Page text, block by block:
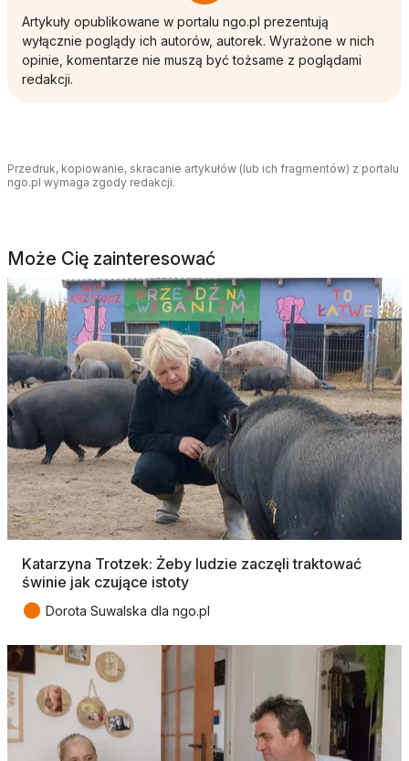
Artykuły opublikowane w portalu ngo.pl prezentują
wyłącznie poglądy ich autorów, autorek. Wyrażone w nich
opinie, komentarze nie muszą być tożsame z poglądami
redakcji.
Przedruk, kopiowanie, skracanie artykułów (lub ich fragmentów) z portalu
ngo.pl wymaga zgody redakcji.
Może Cię zainteresować
Katarzyna Trotzek: Żeby ludzie zaczęli traktować
świnie jak czujące istoty
● Dorota Suwalska dla ngo.pl